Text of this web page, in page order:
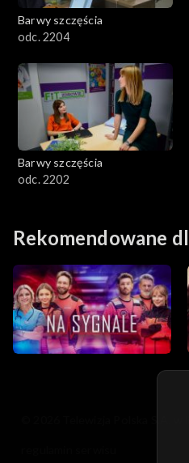
Barwy szczęścia
odc. 2204
Barwy szczęścia
odc. 2202
Rekomendowane